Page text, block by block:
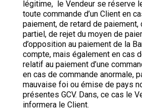
légitime, le Vendeur se réserve
toute commande d’un Client en
paiement, de retard de paiement,
partiel, de rejet du moyen de
d’opposition au paiement de la
compte, mais également en cas
relatif au paiement d’une
en cas de commande anormale,
mauvaise foi ou émise de pays
présentes GCV. Dans, ce cas le
informera le Client.